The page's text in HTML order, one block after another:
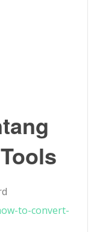
to-convert-